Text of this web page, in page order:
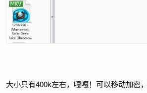
大小只有400k左右，嘎嘎！可以移动加密